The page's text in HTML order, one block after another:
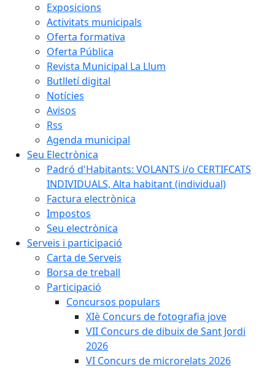
Exposicions
Activitats municipals
Oferta formativa
Oferta Pública
Revista Municipal La Llum
Butlletí digital
Notícies
Avisos
Rss
Agenda municipal
Seu Electrònica
Padró d'Habitants: VOLANTS i/o CERTIFCATS
INDIVIDUALS, Alta habitant (individual)
Factura electrònica
Impostos
Seu electrònica
Serveis i participació
Carta de Serveis
Borsa de treball
Participació
Concursos populars
XIè Concurs de fotografia jove
VII Concurs de dibuix de Sant Jordi
2026
VI Concurs de microrelats 2026